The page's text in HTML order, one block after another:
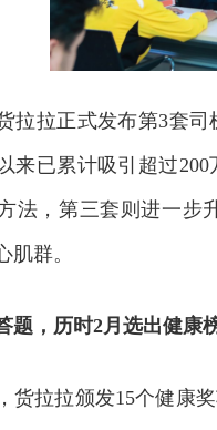
拉拉正式发布第3套
来已累计吸引超过
法，第三套则进一步
肌群。
题，历时2月选出健康
货拉拉颁发15个健康